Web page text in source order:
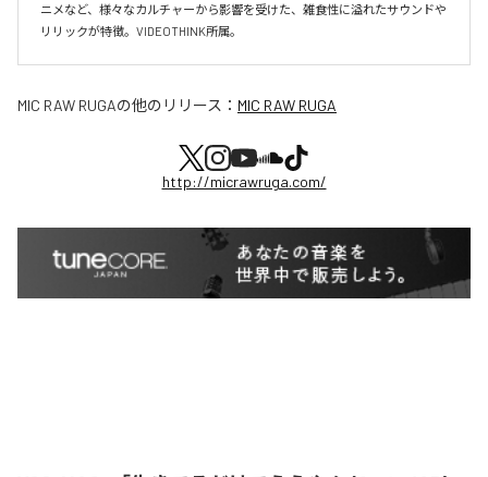
ニメなど、様々なカルチャーから影響を受けた、雑食性に溢れたサウンドや
リリックが特徴。VIDEOTHINK所属。
MIC RAW RUGAの他のリリース： MIC RAW RUGA
http://micrawruga.com/